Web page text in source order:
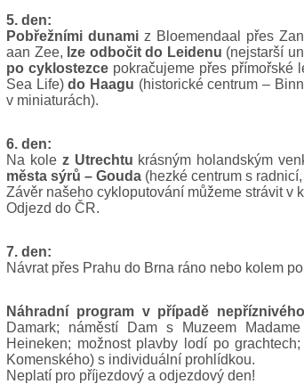
5. den:
Pobřežními dunamiz Bloemendaal přes
aan Zee, lze odbočit do Leidenu (nejstarší
po cyklostezce pokračujeme přes přímořské
Sea Life)do Haagu (historické centrum –
v miniaturách).
6. den:
Na kole z Utrechtu krásným holandským
města sýrů – Gouda (hezké centrum s
Závěr našeho cykloputování můžeme strávit v
Odjezd do ČR.
7. den:
Návrat přes Prahu do Brna ráno nebo kolem
Náhradní program v případě
Damark; náměstí Dam s Muzeem
Heineken; možnost plavby lodí po
Komenského) s individuální prohlídkou.
Neplatí pro příjezdový a odjezdový den!